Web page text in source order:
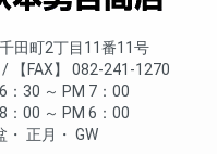
田町2丁目11番11号
FAX
082-241-1270
：30 ～ PM 7：00
：00 ～ PM 6：00
正月 GW